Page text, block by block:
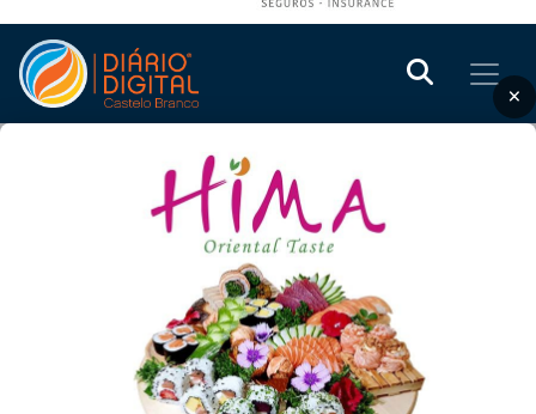
×